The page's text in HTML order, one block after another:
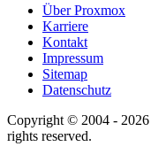
Über Proxmox
Karriere
Kontakt
Impressum
Sitemap
Datenschutz
Copyright © 2004 -
rights reserved.